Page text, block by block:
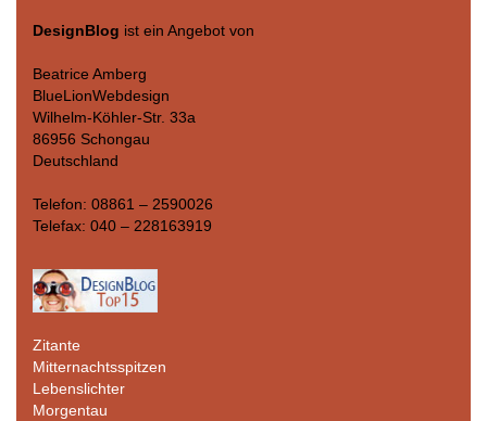
DesignBlog ist ein Angebot von
Beatrice Amberg
BlueLionWebdesign
Wilhelm-Köhler-Str. 33a
86956 Schongau
Deutschland
Telefon: 08861 – 2590026
Telefax: 040 – 228163919
Zitante
Mitternachtsspitzen
Lebenslichter
Morgentau